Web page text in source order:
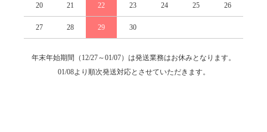
20 21 22 23 24 25 26
27 28 29 30
年末年始期間（12/27～01/07）は発送業務はお休みとなります。
01/08より順次発送対応とさせていただきます。